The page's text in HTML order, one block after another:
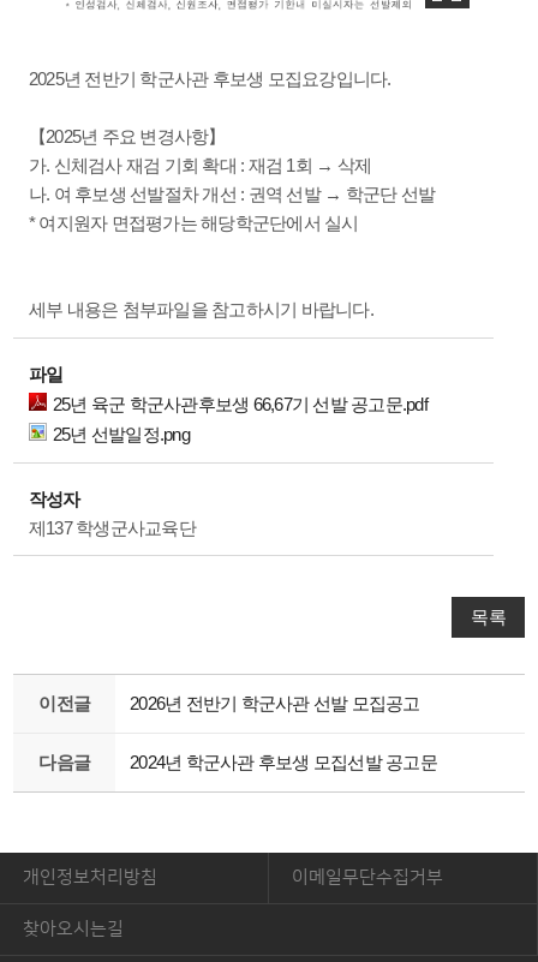
2025년 전반기 학군사관 후보생 모집요강입니다.
【2025년 주요 변경사항】
가. 신체검사 재검 기회 확대 : 재검 1회 → 삭제
나. 여 후보생 선발절차 개선 : 권역 선발 → 학군단 선발
* 여지원자 면접평가는 해당학군단에서 실시
세부 내용은 첨부파일을 참고하시기 바랍니다.
파일
25년 육군 학군사관후보생 66,67기 선발 공고문.pdf
25년 선발일정.png
작성자
제137 학생군사교육단
목록
이전글 2026년 전반기 학군사관 선발 모집공고
다음글 2024년 학군사관 후보생 모집선발 공고문
개인정보처리방침 이메일무단수집거부
찾아오시는길